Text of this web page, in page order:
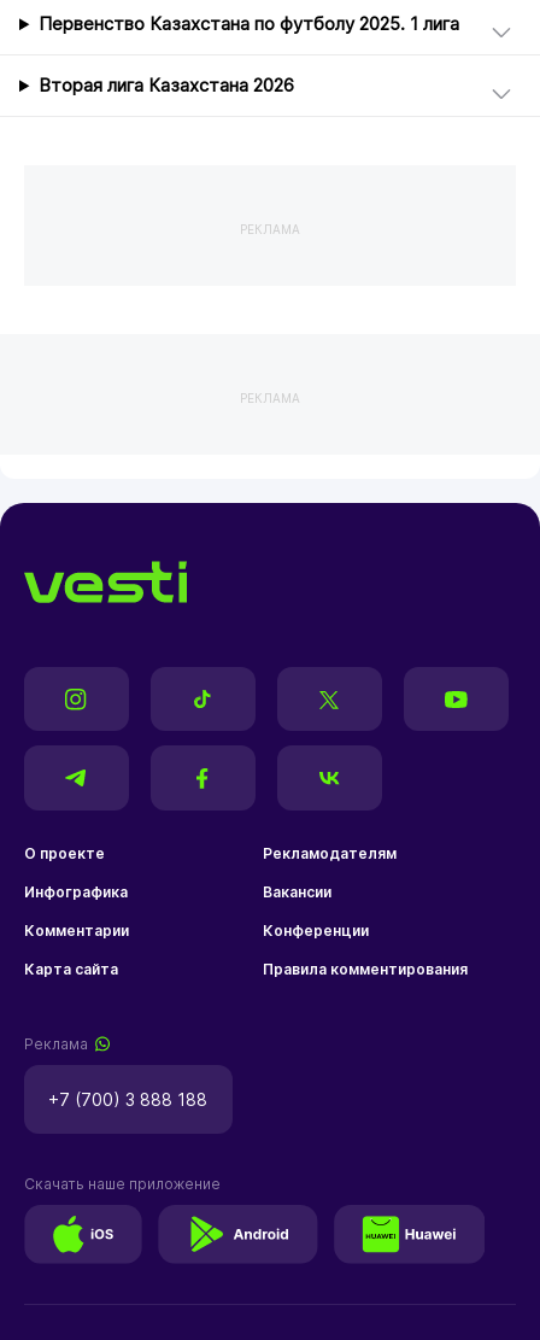
Первенство Казахстана по футболу 2025. 1 лига
Вторая лига Казахстана 2026
РЕКЛАМА
РЕКЛАМА
О проекте Рекламодателям
Инфографика Вакансии
Комментарии Конференции
Карта сайта Правила комментирования
Реклама
+7 (700) 3 888 188
Скачать наше приложение